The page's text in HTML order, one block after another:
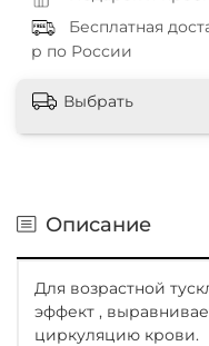
Бесплатная
р по России
Выбрать
Описание
Для возрастной
эффект ,
циркуляцию крови.